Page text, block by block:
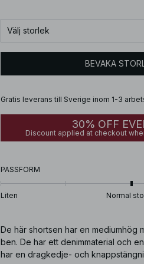
Välj storlek
BEVAKA
Gratis leverans till Sverige inom 1-3
30% OFF
Discount applied at checkout
PASSFORM
Liten Normal
De här shortsen har en mediumhög
ben. De har ett denimmaterial och
har en dragkedje- och